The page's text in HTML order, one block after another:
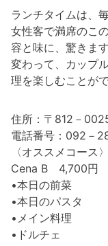
ランチタイムは、
女性客で満席のこ
容と味に、驚きま
変わって、カップ
理を楽しむことがで
住所：〒812－
電話番号：092－
〈オススメコース〉
Cena B 4,700円
•本日の前菜
•本日のパスタ
•メイン料理
•ドルチェ